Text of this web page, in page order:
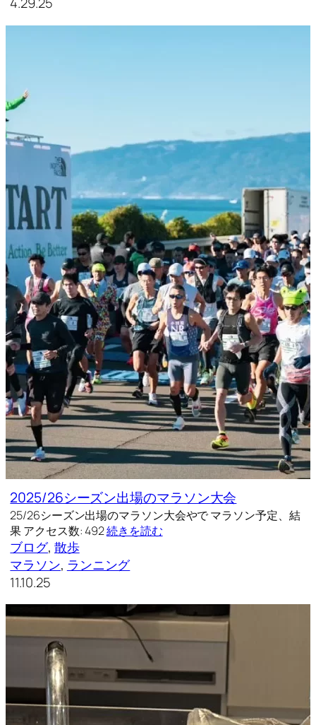
2025/26シーズン出場のマラソン大会
25/26シーズン出場のマラソン大会やで マラソン予定、結
果 アクセス数: 492続きを読む
ブログ, 散歩
マラソン, ランニング
11.10.25